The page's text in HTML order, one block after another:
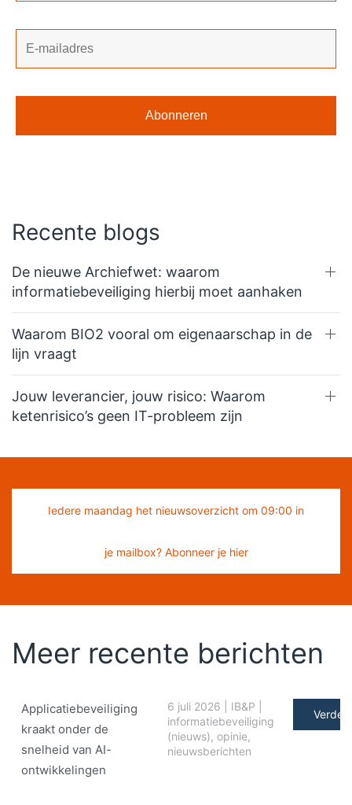
Recente blogs
De nieuwe Archiefwet: waarom
informatiebeveiliging hierbij moet aanhaken
Waarom BIO2 vooral om eigenaarschap in de
lijn vraagt
Jouw leverancier, jouw risico: Waarom
ketenrisico’s geen IT-probleem zijn
Iedere maandag het nieuwsoverzicht om 09:00 in
je mailbox? Abonneer je hier
Meer recente berichten
Applicatiebeveiliging
kraakt onder de
snelheid van AI-
ontwikkelingen
6 juli 2026 IB&P
informatiebeveiliging
(nieuws), opinie,
nieuwsberichten
Verder